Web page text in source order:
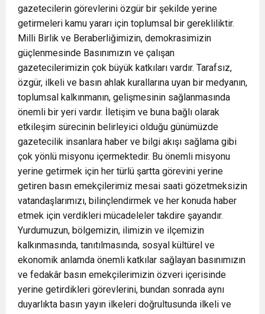
gazetecilerin görevlerini özgür bir şekilde yerine
getirmeleri kamu yararı için toplumsal bir gerekliliktir.
Milli Birlik ve Beraberliğimizin, demokrasimizin
güçlenmesinde Basınımızın ve çalışan
gazetecilerimizin çok büyük katkıları vardır. Tarafsız,
özgür, ilkeli ve basın ahlak kurallarına uyan bir medyanın,
toplumsal kalkınmanın, gelişmesinin sağlanmasında
önemli bir yeri vardır. İletişim ve buna bağlı olarak
etkileşim sürecinin belirleyici olduğu günümüzde
gazetecilik insanlara haber ve bilgi akışı sağlama gibi
çok yönlü misyonu içermektedir. Bu önemli misyonu
yerine getirmek için her türlü şartta görevini yerine
getiren basın emekçilerimiz mesai saati gözetmeksizin
vatandaşlarımızı, bilinçlendirmek ve her konuda haber
etmek için verdikleri mücadeleler takdire şayandır.
Yurdumuzun, bölgemizin, ilimizin ve ilçemizin
kalkınmasında, tanıtılmasında, sosyal kültürel ve
ekonomik anlamda önemli katkılar sağlayan basınımızın
ve fedakâr basın emekçilerimizin özveri içerisinde
yerine getirdikleri görevlerini, bundan sonrada aynı
duyarlıkta basın yayın ilkeleri doğrultusunda ilkeli ve